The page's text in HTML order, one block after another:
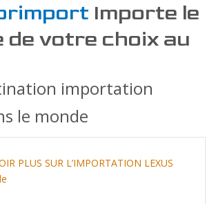
Importe le
de votre choix au
importation
le monde
PLUS SUR L’IMPORTATION LEXUS